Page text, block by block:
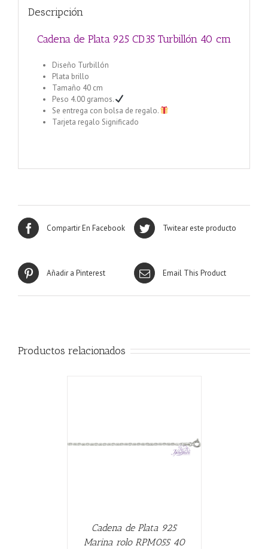
Descripción
Cadena de Plata 925 CD35 Turbillón 40 cm
Diseño Turbillón
Plata brillo
Tamaño 40 cm
Peso 4.00 gramos.
Se entrega con bolsa de regalo.
Tarjeta regalo Significado
Compartir En Facebook Twitear este producto
Añadir a Pinterest Email This Product
Productos relacionados
Cadena de Plata 925
Marina rolo RPM055 40